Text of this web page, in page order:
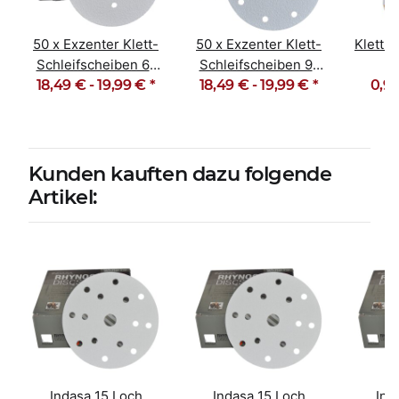
50 x Exzenter Klett-
Schleifscheiben 6-
Loch Korn 40-600
18,49 € -19,99 € *
50 x Exzenter Klett-
Schleifscheiben 9-
Loch Korn 40-600
18,49 € -19,99 € *
Klett
Kunden kauften dazu folgende
Artikel: